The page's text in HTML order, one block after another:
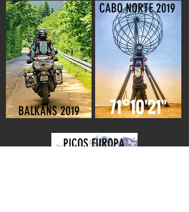
BALKANS 2019
CABO NORTE 2019
PICOS EUROPA